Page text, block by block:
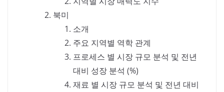
북미
소개
주요 지역별 역학 관계
프로세스 별 시장 규모 분석 및 전년
대비 성장 분석 (%)
재료 별 시장 규모 분석 및 전년 대비